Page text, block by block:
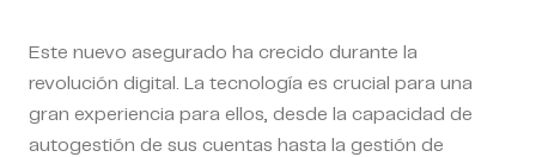
Este nuevo asegurado ha crecido durante la
revolución digital. La tecnología es crucial para una
gran experiencia para ellos, desde la capacidad de
autogestión de sus cuentas hasta la gestión de